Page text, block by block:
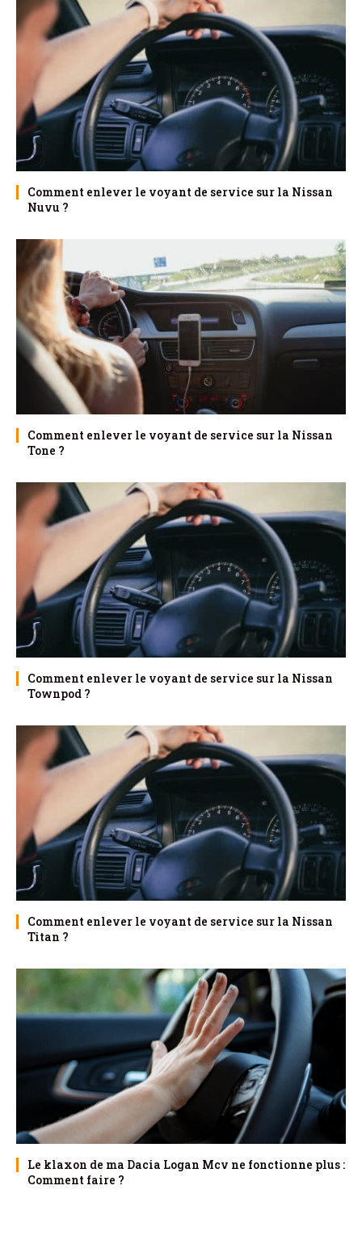
Comment enlever le voyant de service sur la Nissan
Nuvu ?
Comment enlever le voyant de service sur la Nissan
Tone ?
Comment enlever le voyant de service sur la Nissan
Townpod ?
Comment enlever le voyant de service sur la Nissan
Titan ?
Le klaxon de ma Dacia Logan Mcv ne fonctionne plus :
Comment faire ?